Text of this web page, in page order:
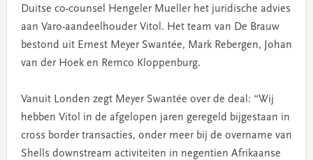
Duitse co-counsel Hengeler Mueller het juridische advies
aan Varo-aandeelhouder Vitol. Het team van De Brauw
bestond uit Ernest Meyer Swantée, Mark Rebergen, Johan
van der Hoek en Remco Kloppenburg.
Vanuit Londen zegt Meyer Swantée over de deal: “Wij
hebben Vitol in de afgelopen jaren geregeld bijgestaan in
cross border transacties, onder meer bij de overname van
Shells downstream activiteiten in negentien Afrikaanse